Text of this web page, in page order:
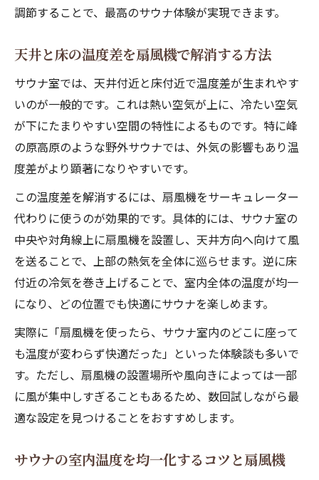
調節することで、最高のサウナ体験が実現できます。
天井と床の温度差を扇風機で解消する方法
サウナ室では、天井付近と床付近で温度差が生まれやす
いのが一般的です。これは熱い空気が上に、冷たい空気
が下にたまりやすい空間の特性によるものです。特に峰
の原高原のような野外サウナでは、外気の影響もあり温
度差がより顕著になりやすいです。
この温度差を解消するには、扇風機をサーキュレーター
代わりに使うのが効果的です。具体的には、サウナ室の
中央や対角線上に扇風機を設置し、天井方向へ向けて風
を送ることで、上部の熱気を全体に巡らせます。逆に床
付近の冷気を巻き上げることで、室内全体の温度が均一
になり、どの位置でも快適にサウナを楽しめます。
実際に「扇風機を使ったら、サウナ室内のどこに座って
も温度が変わらず快適だった」といった体験談も多いで
す。ただし、扇風機の設置場所や風向きによっては一部
に風が集中しすぎることもあるため、数回試しながら最
適な設定を見つけることをおすすめします。
サウナの室内温度を均一化するコツと扇風機